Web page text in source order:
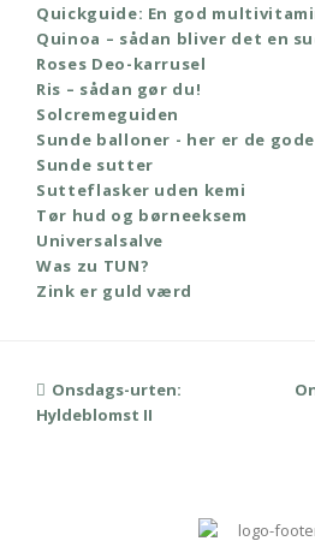
Quickguide: En god
Quinoa – sådan bliver det en
Roses Deo-karrusel
Ris – sådan gør du!
Solcremeguiden
Sunde balloner - her er de
Sunde sutter
Sutteflasker uden kemi
Tør hud og børneeksem
Universalsalve
Was zu TUN?
Zink er guld værd
previous
post:
Onsdags-urten:
Hyldeblomst II